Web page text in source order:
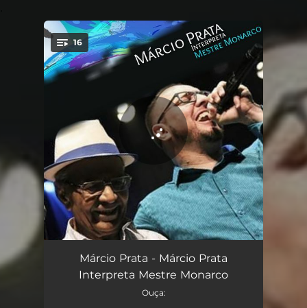
You're all set!
16
Zombeteiro 03:01
Passado de Glória 02:49
Márcio Prata - Márcio Prata
Interpreta Mestre Monarco
Ouça: